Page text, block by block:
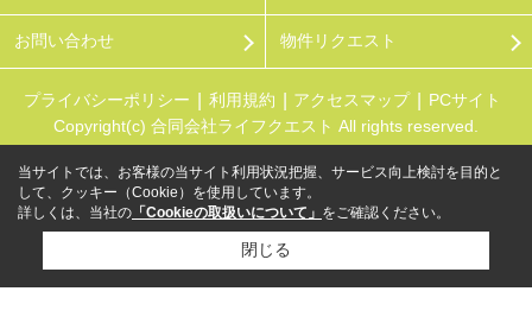
お問い合わせ 物件リクエスト
プライバシーポリシー 利用規約 アクセスマップ
PCサイト
Copyright(c) 合同会社ライフクエスト All rights reserved.
当サイトでは、お客様の当サイト利用状況把握、サービス向上検討を目的と
して、クッキー（Cookie）を使用しています。
詳しくは、当社の 「Cookieの取扱いについて」 をご確認ください。
閉じる